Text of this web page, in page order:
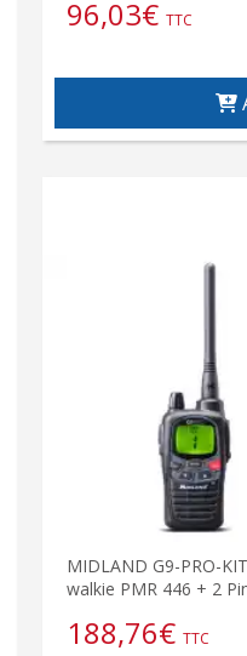
96,03€ TTC
MIDLAND G9-PRO-
walkie PMR 446 + 2
188,76€ TTC